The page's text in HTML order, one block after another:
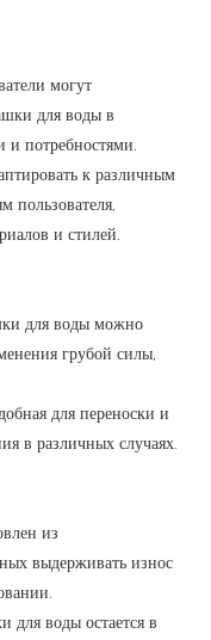
могут
для воды в
и потребностями.
к различным
пользователя,
и стилей.
для воды можно
грубой силы,
для переноски и
в различных случаях.
из
выдерживать износ
для воды остается в